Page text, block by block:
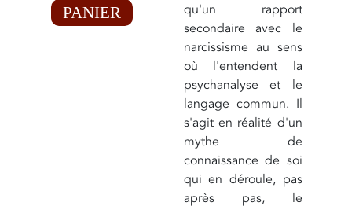
PANIER
qu'un rapport
secondaire avec le
narcissisme au sens
où l'entendent la
psychanalyse et le
langage commun. Il
s'agit en réalité d'un
mythe de
connaissance de soi
qui en déroule, pas
après pas, le